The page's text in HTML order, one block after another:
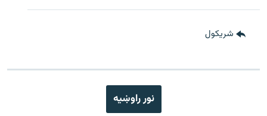
شريکول
نور راوښيه